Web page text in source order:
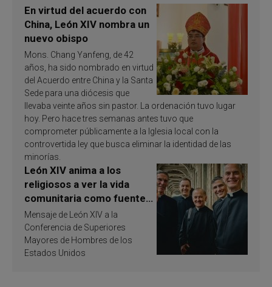
En virtud del acuerdo con
China, León XIV nombra un
nuevo obispo
Mons. Chang Yanfeng, de 42
años, ha sido nombrado en virtud
del Acuerdo entre China y la Santa
Sede para una diócesis que
llevaba veinte años sin pastor. La ordenación tuvo lugar
hoy. Pero hace tres semanas antes tuvo que
comprometer públicamente a la Iglesia local con la
controvertida ley que busca eliminar la identidad de las
minorías.
León XIV anima a los
religiosos a ver la vida
comunitaria como fuente
de inspiración y
santificación
Mensaje de León XIV a la
Conferencia de Superiores
Mayores de Hombres de los
Estados Unidos